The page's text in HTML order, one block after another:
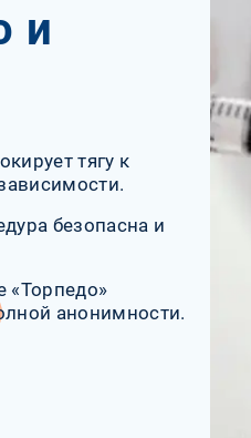
и
тягу к
безопасна и
«Торпедо»
анонимности.